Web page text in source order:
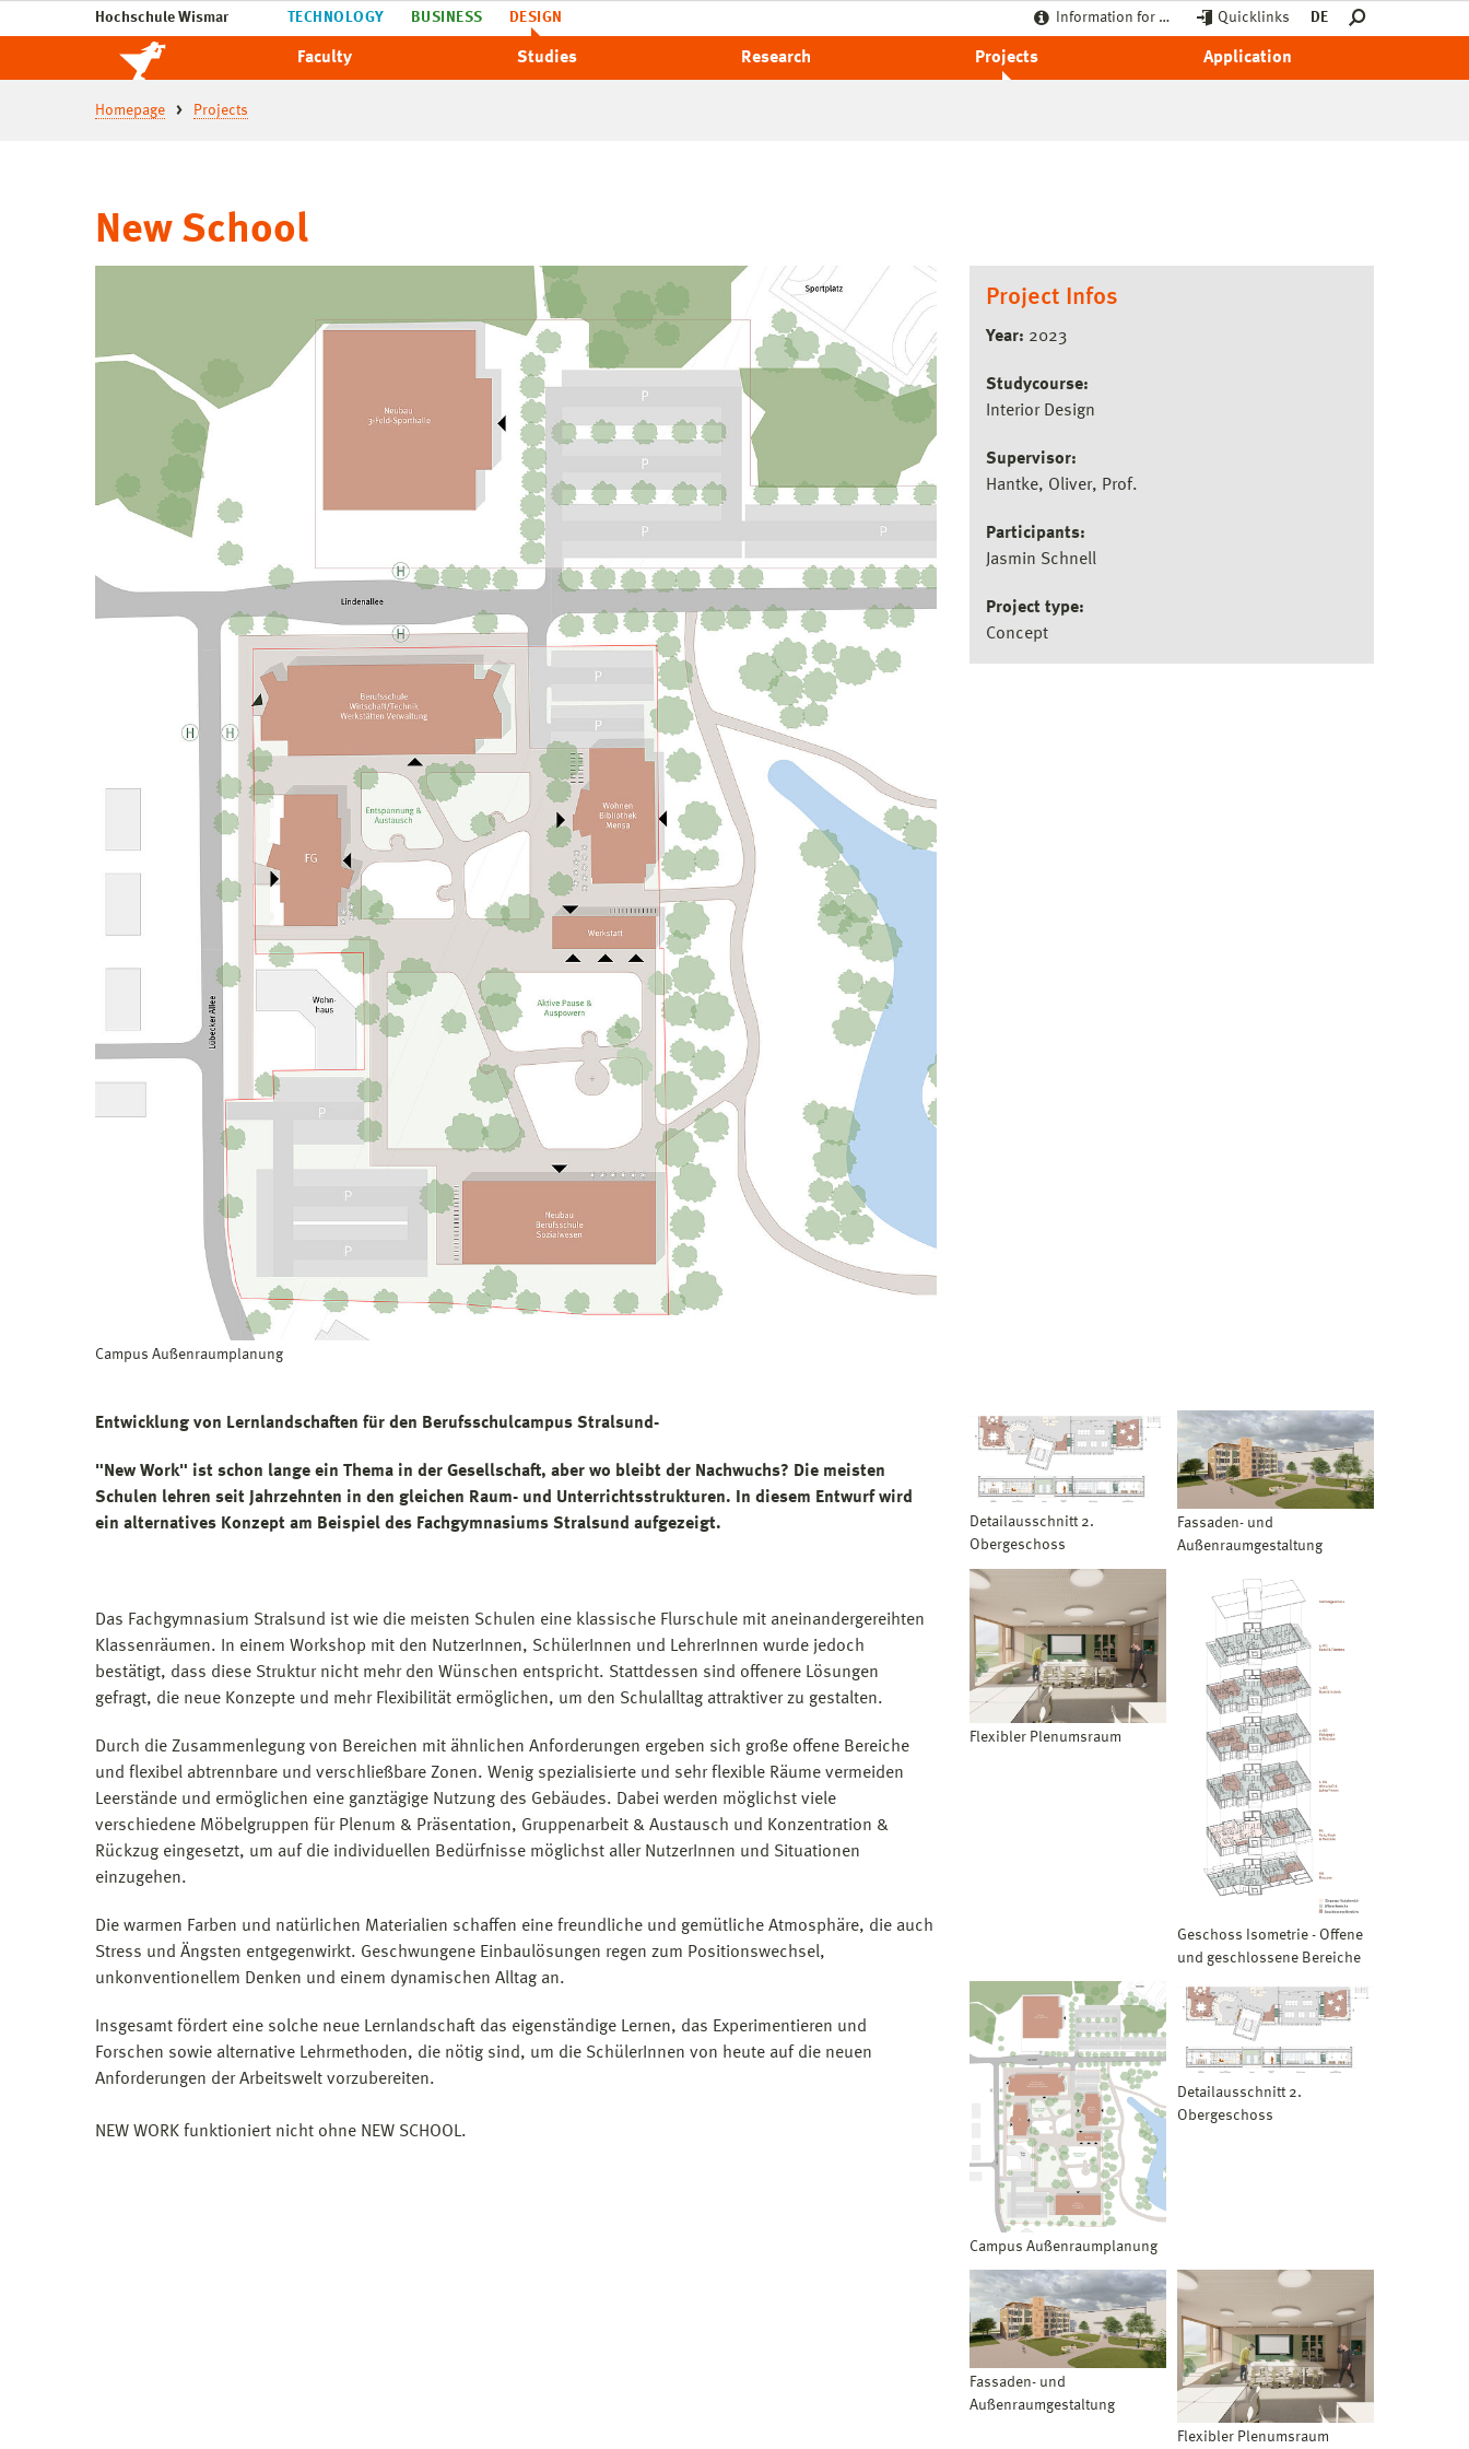
Hochschule Wismar TECHNOLOGY BUSINESS DESIGN Information for … Quicklinks DE
Faculty Studies Research Projects Application
Homepage Projects
New School
Campus Außenraumplanung
Project Infos
Year: 2023
Studycourse:
Interior Design
Supervisor:
Hantke, Oliver, Prof.
Participants:
Jasmin Schnell
Project type:
Concept
Entwicklung von Lernlandschaften für den Berufsschulcampus Stralsund-
"New Work" ist schon lange ein Thema in der Gesellschaft, aber wo bleibt der Nachwuchs? Die meisten
Schulen lehren seit Jahrzehnten in den gleichen Raum- und Unterrichtsstrukturen. In diesem Entwurf wird
ein alternatives Konzept am Beispiel des Fachgymnasiums Stralsund aufgezeigt.
Das Fachgymnasium Stralsund ist wie die meisten Schulen eine klassische Flurschule mit aneinandergereihten
Klassenräumen. In einem Workshop mit den NutzerInnen, SchülerInnen und LehrerInnen wurde jedoch
bestätigt, dass diese Struktur nicht mehr den Wünschen entspricht. Stattdessen sind offenere Lösungen
gefragt, die neue Konzepte und mehr Flexibilität ermöglichen, um den Schulalltag attraktiver zu gestalten.
Durch die Zusammenlegung von Bereichen mit ähnlichen Anforderungen ergeben sich große offene Bereiche
und flexibel abtrennbare und verschließbare Zonen. Wenig spezialisierte und sehr flexible Räume vermeiden
Leerstände und ermöglichen eine ganztägige Nutzung des Gebäudes. Dabei werden möglichst viele
verschiedene Möbelgruppen für Plenum & Präsentation, Gruppenarbeit & Austausch und Konzentration &
Rückzug eingesetzt, um auf die individuellen Bedürfnisse möglichst aller NutzerInnen und Situationen
einzugehen.
Die warmen Farben und natürlichen Materialien schaffen eine freundliche und gemütliche Atmosphäre, die auch
Stress und Ängsten entgegenwirkt. Geschwungene Einbaulösungen regen zum Positionswechsel,
unkonventionellem Denken und einem dynamischen Alltag an.
Insgesamt fördert eine solche neue Lernlandschaft das eigenständige Lernen, das Experimentieren und
Forschen sowie alternative Lehrmethoden, die nötig sind, um die SchülerInnen von heute auf die neuen
Anforderungen der Arbeitswelt vorzubereiten.
NEW WORK funktioniert nicht ohne NEW SCHOOL.
Detailausschnitt 2.
Obergeschoss
Fassaden- und
Außenraumgestaltung
Flexibler Plenumsraum
Geschoss Isometrie - Offene
und geschlossene Bereiche
Campus Außenraumplanung
Detailausschnitt 2.
Obergeschoss
Fassaden- und
Außenraumgestaltung
Flexibler Plenumsraum